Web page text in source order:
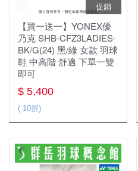
羽球矩形包/背包
握把布
襪子&毛巾
頭帶&護腕
護具
☆ 指定球拍贈指定線
促銷
【買一送一】YONEX優
乃克 SHB-CFZ3LADIES-
BK/G(24) 黑/綠 女款 羽球
鞋 中高階 舒適 下單一雙
即可
$ 5,400
( 10折)